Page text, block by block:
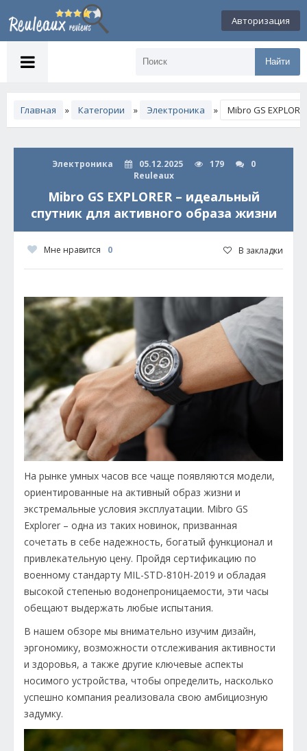
Авторизация
Найти
Главная » Категории » Электроника » Mibro GS
Электроника 05.12.2025 179
0
Reuleaux
Mibro GS EXPLORER – идеальный
спутник для активного образа жизни
Мне нравится 0 В закладки
На рынке умных часов все чаще появляются модели,
ориентированные на активный образ жизни и
экстремальные условия эксплуатации. Mibro GS
Explorer – одна из таких новинок, призванная
сочетать в себе надежность, богатый функционал и
привлекательную цену. Пройдя сертификацию по
военному стандарту MIL-STD-810H-2019 и обладая
высокой степенью водонепроницаемости, эти часы
обещают выдержать любые испытания.
В нашем обзоре мы внимательно изучим дизайн,
эргономику, возможности отслеживания активности
и здоровья, а также другие ключевые аспекты
носимого устройства, чтобы определить, насколько
успешно компания реализовала свою амбициозную
задумку.